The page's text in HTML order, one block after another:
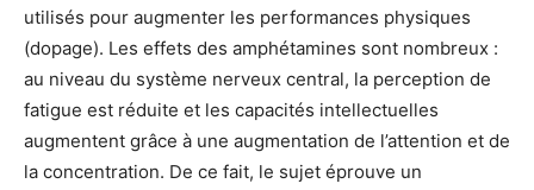
utilisés pour augmenter les performances physiques
(dopage). Les effets des amphétamines sont nombreux :
au niveau du système nerveux central, la perception de
fatigue est réduite et les capacités intellectuelles
augmentent grâce à une augmentation de l’attention et de
la concentration. De ce fait, le sujet éprouve un